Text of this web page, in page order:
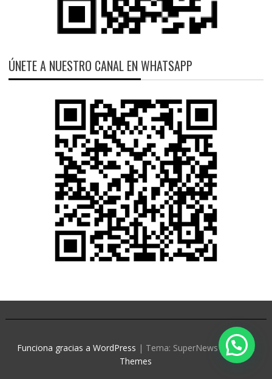
ÚNETE A NUESTRO CANAL EN WHATSAPP
Funciona gracias a WordPress | Tema: SuperNews deAcme
Themes